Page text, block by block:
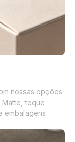
nossas opções
toque
embalagens